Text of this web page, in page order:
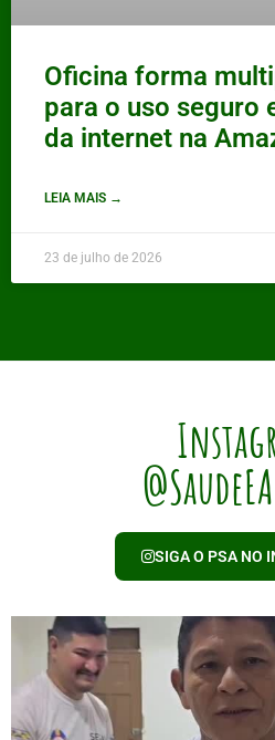
Oficina forma
para o uso seguro
da internet na
LEIA MAIS →
23 de julho de 2026
SIGA O PSA NO